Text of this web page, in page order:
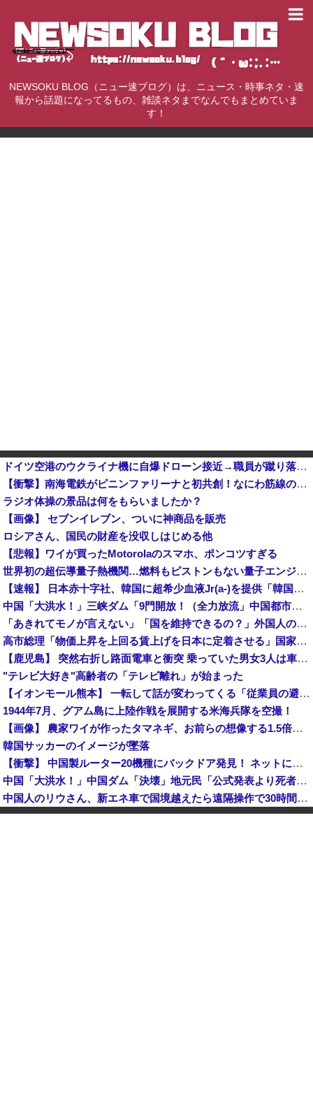
NEWSOKU BLOG（ニュー速ブログ）は、ニュース・時事ネタ・速
報から話題になってるもの、雑談ネタまでなんでもまとめていま
す！
ドイツ空港のウクライナ機に自爆ドローン接近→職員が蹴り落とす→偶然起爆装置が壊れセーフ
【衝撃】南海電鉄がピニンファリーナと初共創！なにわ筋線の新型特急が凄そう
ラジオ体操の景品は何をもらいましたか？
【画像】 セブンイレブン、ついに神商品を販売
ロシアさん、国民の財産を没収しはじめる他
【悲報】ワイが買ったMotorolaのスマホ、ポンコツすぎる
世界初の超伝導量子熱機関…燃料もピストンもない量子エンジンが回った！
【速報】 日本赤十字社、韓国に超希少血液Jr(a-)を提供「韓国内では適合する血液を確保できなかった」※今回で4回目
中国「大洪水！」三峡ダム「9門開放！（全力放流」中国都市「三峡沿線の道路水没」中国政府「高速道路封鎖！」中国ダム「緊急放流に合わせて開門（土砂崩れ発生」→
「あきれてモノが言えない」「国を維持できるの？」外国人の永住許可要件の厳格化で在日中国人の本音は？
高市総理「物価上昇を上回る賃上げを日本に定着させる」国家公務員月給3.51％増へ 地方公務員も追随する見通し
【鹿児島】 突然右折し路面電車と衝突 乗っていた男女3人は車を放置しダッシュで逃走中
"テレビ大好き"高齢者の「テレビ離れ」が始まった
【イオンモール熊本】 一転して話が変わってくる「従業員の避難誘導の証言が複数」イオン側が社内規定に抵触していた疑い
1944年7月、グアム島に上陸作戦を展開する米海兵隊を空撮！
【画像】 農家ワイが作ったタマネギ、お前らの想像する1.5倍はデカいぞ
韓国サッカーのイメージが墜落
【衝撃】 中国製ルーター20機種にバックドア発見！ ネットに繋ぐだけで35秒ごとに中国のサーバーと通信
中国「大洪水！」中国ダム「決壊」地元民「公式発表より死者多い！」中国政府「住民拘束！（安否不明」中国当局「救助隊動画も削除」台風13号「三峡ダム接近中」→
中国人のリウさん、新エネ車で国境越えたら遠隔操作で30時間ロックされる！
【平和宣言を非難】 ロシア外務省報道官「広島市長は『偽りの呪文』繰り返している」